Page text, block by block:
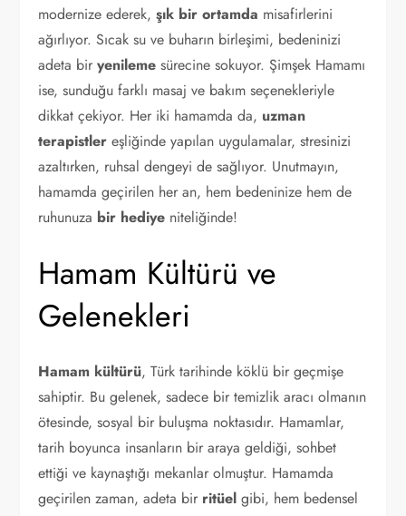
modernize ederek,şık bir ortamda misafirlerini
ağırlıyor. Sıcak su ve buharın birleşimi, bedeninizi
adeta biryenileme sürecine sokuyor. Şimşek Hamamı
ise, sunduğu farklı masaj ve bakım seçenekleriyle
dikkat çekiyor. Her iki hamamda da, uzman
terapistler eşliğinde yapılan uygulamalar, stresinizi
azaltırken, ruhsal dengeyi de sağlıyor. Unutmayın,
hamamda geçirilen her an, hem bedeninize hem de
ruhunuza bir hediye niteliğinde!
Hamam Kültürü ve
Gelenekleri
Hamam kültürü, Türk tarihinde köklü bir geçmişe
sahiptir. Bu gelenek, sadece bir temizlik aracı olmanın
ötesinde, sosyal bir buluşma noktasıdır. Hamamlar,
tarih boyunca insanların bir araya geldiği, sohbet
ettiği ve kaynaştığı mekanlar olmuştur. Hamamda
geçirilen zaman, adeta bir ritüel gibi, hem bedensel